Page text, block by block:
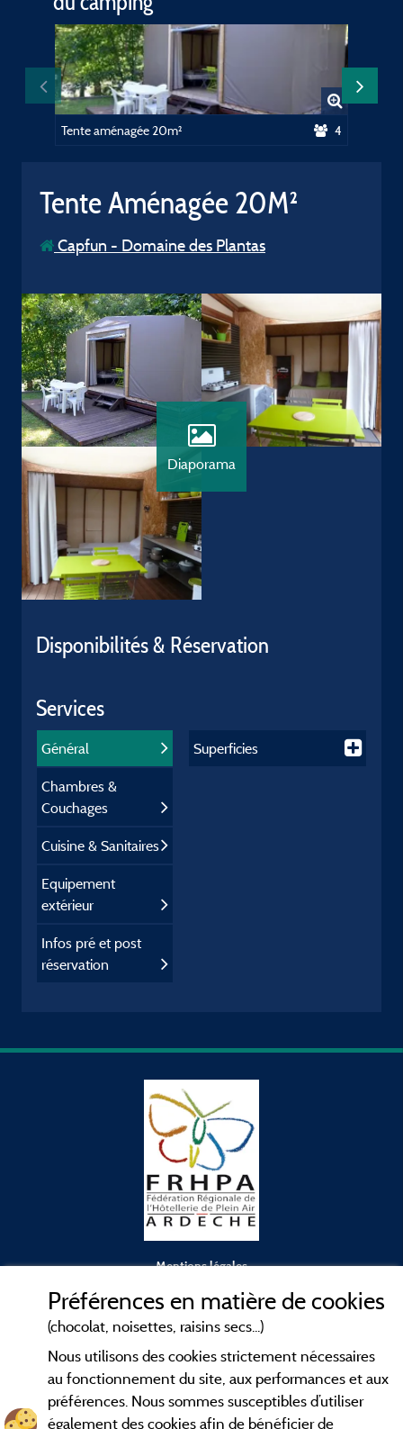
Tente aménagée 20m² 4
Tente Aménagée 20M²
Capfun - Domaine des Plantas
Diaporama
Disponibilités & Réservation
Services
Général
Chambres &
Couchages
Cuisine & Sanitaires
Equipement
extérieur
Infos pré et post
réservation
Superficies
Mentions légales
Contact
CGV
Préférences en matière de cookies
(chocolat, noisettes, raisins secs...)
Nous utilisons des cookies strictement nécessaires
au fonctionnement du site, aux performances et aux
préférences. Nous sommes susceptibles d’utiliser
également des cookies afin de bénéficier de